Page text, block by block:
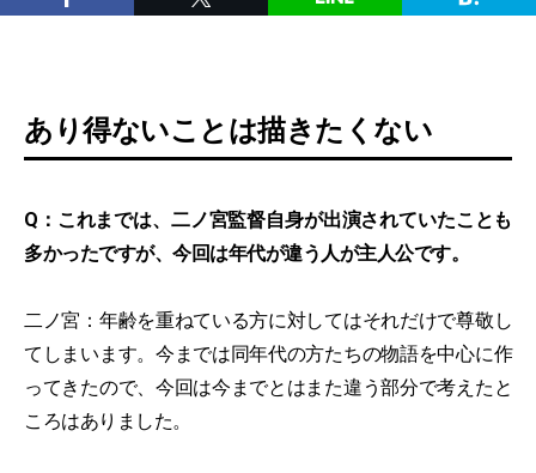
あり得ないことは描きたくない
Q：これまでは、二ノ宮監督自身が出演されていたことも
多かったですが、今回は年代が違う人が主人公です。
二ノ宮：年齢を重ねている方に対してはそれだけで尊敬し
てしまいます。今までは同年代の方たちの物語を中心に作
ってきたので、今回は今までとはまた違う部分で考えたと
ころはありました。